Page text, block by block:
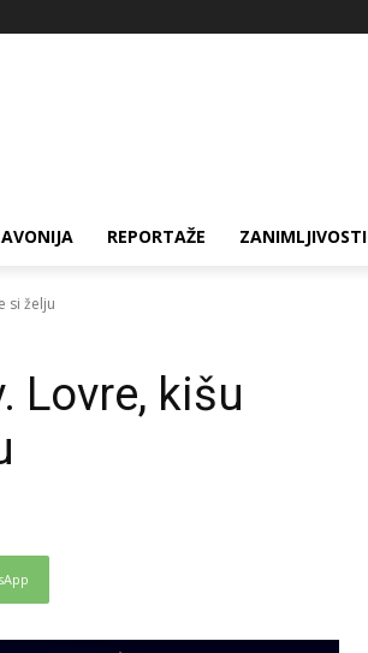
REPORTAŽE ZANIMLJIVOSTI
si želju
Lovre, kišu